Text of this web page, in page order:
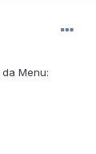
Menu: